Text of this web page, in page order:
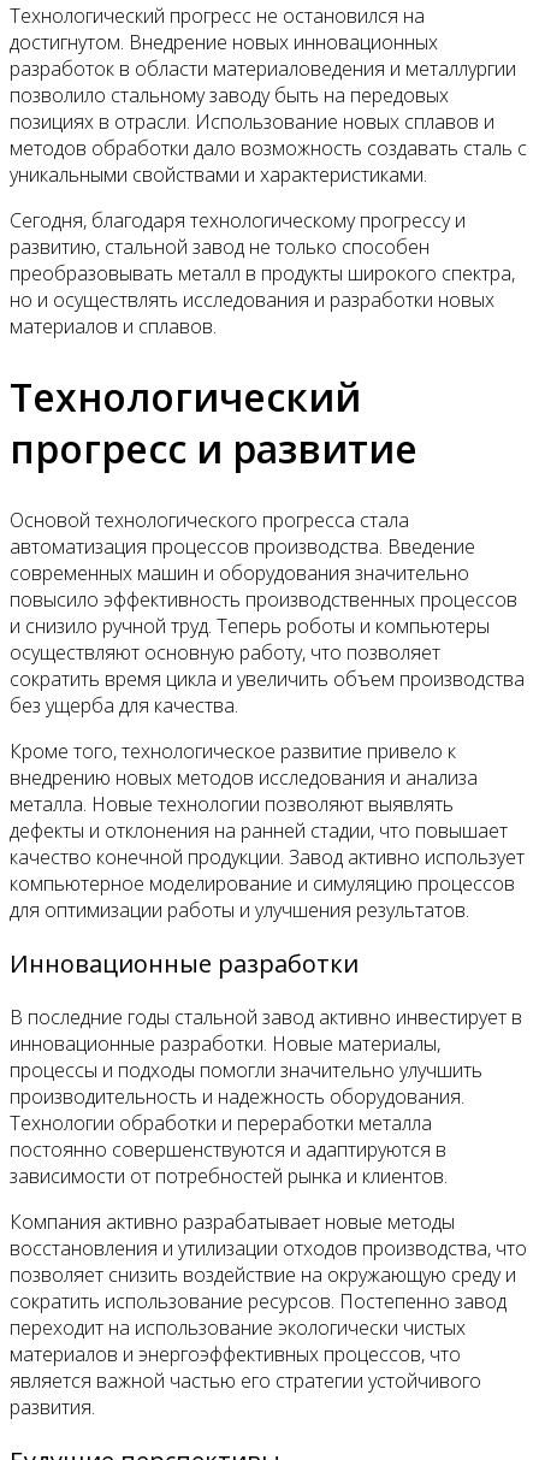
Технологический прогресс не остановился на
достигнутом. Внедрение новых инновационных
разработок в области материаловедения и металлургии
позволило стальному заводу быть на передовых
позициях в отрасли. Использование новых сплавов и
методов обработки дало возможность создавать сталь с
уникальными свойствами и характеристиками.
Сегодня, благодаря технологическому прогрессу и
развитию, стальной завод не только способен
преобразовывать металл в продукты широкого спектра,
но и осуществлять исследования и разработки новых
материалов и сплавов.
Технологический
прогресс и развитие
Основой технологического прогресса стала
автоматизация процессов производства. Введение
современных машин и оборудования значительно
повысило эффективность производственных процессов
и снизило ручной труд. Теперь роботы и компьютеры
осуществляют основную работу, что позволяет
сократить время цикла и увеличить объем производства
без ущерба для качества.
Кроме того, технологическое развитие привело к
внедрению новых методов исследования и анализа
металла. Новые технологии позволяют выявлять
дефекты и отклонения на ранней стадии, что повышает
качество конечной продукции. Завод активно использует
компьютерное моделирование и симуляцию процессов
для оптимизации работы и улучшения результатов.
Инновационные разработки
В последние годы стальной завод активно инвестирует в
инновационные разработки. Новые материалы,
процессы и подходы помогли значительно улучшить
производительность и надежность оборудования.
Технологии обработки и переработки металла
постоянно совершенствуются и адаптируются в
зависимости от потребностей рынка и клиентов.
Компания активно разрабатывает новые методы
восстановления и утилизации отходов производства, что
позволяет снизить воздействие на окружающую среду и
сократить использование ресурсов. Постепенно завод
переходит на использование экологически чистых
материалов и энергоэффективных процессов, что
является важной частью его стратегии устойчивого
развития.